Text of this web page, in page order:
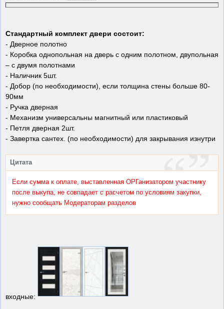
Стандартный комплект двери состоит:
- Дверное полотно
- Коробка однопольная на дверь с одним полотном, двупольная
– с двумя полотнами
- Наличник 5шт.
- Добор (по необходимости), если толщина стены больше 80-
90мм
- Ручка дверная
- Механизм универсальны магнитный или пластиковый
- Петля дверная 2шт.
- Завертка сантех. (по необходимости) для закрывания изнутри
Цитата
Если сумма к оплате, выставленная ОРГанизатором участнику
после выкупа, не совпадает с расчетом по условиям закупки,
нужно сообщать Модераторам разделов
входные: